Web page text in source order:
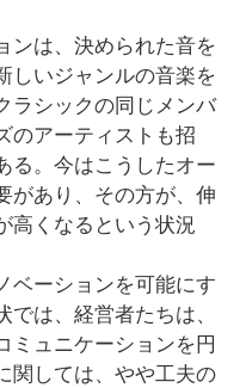
ンは、決められた音を
しいジャンルの音楽を
ラシックの同じメンバ
のアーティストも招
る。今はこうしたオー
があり、その方が、伸
高くなるという状況
ベーションを可能にす
は、経営者たちは、
ミュニケーションを円
関しては、やや工夫の